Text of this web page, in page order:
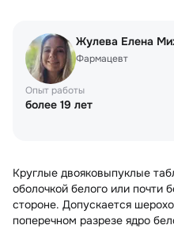
Жулева Елена
Фармацевт
Опыт работы
более 19 лет
Круглые двояковыпуклые
оболочкой белого или почти
стороне. Допускается
поперечном разрезе ядро